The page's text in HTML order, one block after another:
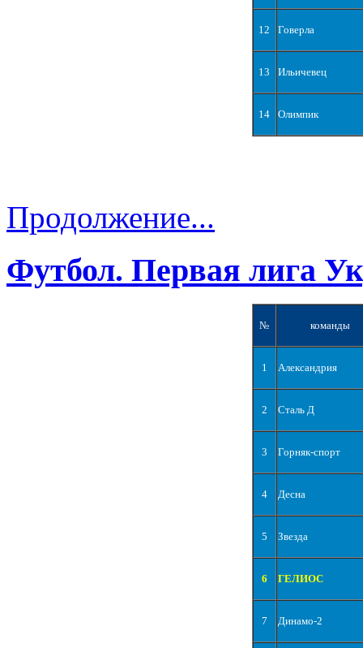
12 Говерла
13 Ильичевец
14 Олимпик
Продолжение...
Футбол. Первая лига
№ команды
1 Александрия
2 Сталь Д
3 Горняк-спорт
4 Десна
5 Звезда
6 ГЕЛИОС
7 Динамо-2